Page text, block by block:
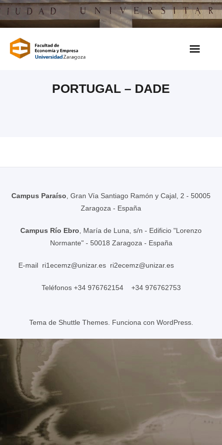
Saltar
al
PORTUGAL – DADE
Campus Paraíso , Gran Vía Santiago Ramón y Cajal, 2 - 50005
Zaragoza - España
Campus Río Ebro , María de Luna, s/n - Edificio "Lorenzo
Normante" - 50018 Zaragoza - España
E-mail ri1ecemz@unizar.es ri2ecemz@unizar.es
Teléfonos +34 976762154 +34 976762753
Tema de Shuttle Themes. Funciona con WordPress.